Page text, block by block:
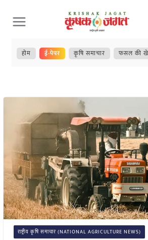
Skip
to
content
होम ई-पेपर कृषि समाचार फसल की
राष्ट्रीय कृषि समाचार (NATIONAL AGRICULTURE NEWS)